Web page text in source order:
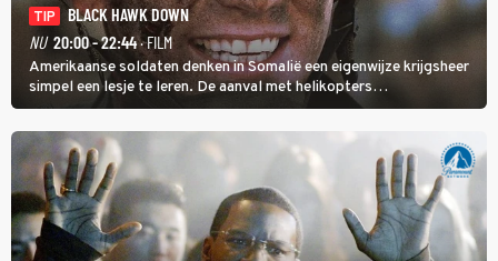
TIP
BLACK HAWK DOWN
NU 20:00 - 22:44· FILM
Amerikaanse soldaten denken in Somalië een eigenwijze krijgsheer
simpel een lesje te leren. De aanval met helikopters
verloopt in Black Hawk down dramatisch.